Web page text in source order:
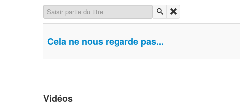
Saisir partie du titre
Cela ne nous regarde pas...
Vidéos